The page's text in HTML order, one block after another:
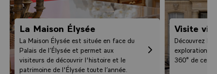
La Maison Élysée
La Maison Élysée est située en face du
Palais de l’Élysée et permet aux
visiteurs de découvrir l'histoire et le
patrimoine de l'Élysée toute l’année.
Visite
Découvrez le
exploration
360° de ce